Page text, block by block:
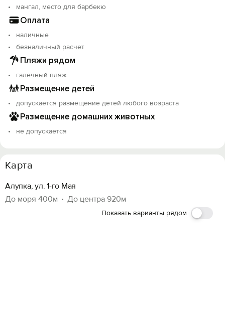
мангал, место для барбекю
Оплата
наличные
безналичный расчет
Пляжи рядом
галечный пляж
Размещение детей
допускается размещение детей любого возраста
Размещение домашних животных
не допускается
Карта
Алупка, ул. 1-го Мая
До моря 400м
До центра 920м
Показать варианты рядом